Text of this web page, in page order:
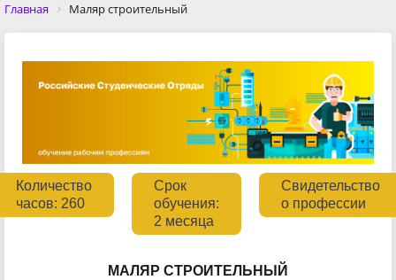
Главная Маляр строительный
Количество
часов: 260
Cрок
обучения:
2 месяца
Свидетельство
о профессии
МАЛЯР СТРОИТЕЛЬНЫЙ